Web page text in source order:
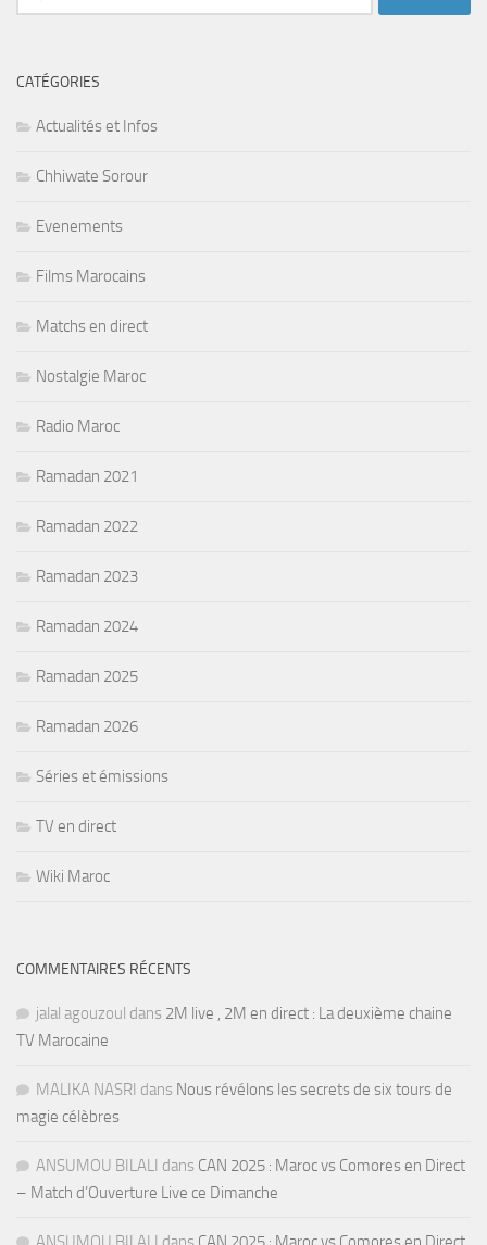
CATÉGORIES
Actualités et Infos
Chhiwate Sorour
Evenements
Films Marocains
Matchs en direct
Nostalgie Maroc
Radio Maroc
Ramadan 2021
Ramadan 2022
Ramadan 2023
Ramadan 2024
Ramadan 2025
Ramadan 2026
Séries et émissions
TV en direct
Wiki Maroc
COMMENTAIRES RÉCENTS
jalal agouzoul dans 2M live , 2M en direct : La deuxième chaine
TV Marocaine
MALIKA NASRI dans Nous révélons les secrets de six tours de
magie célèbres
ANSUMOU BILALI dans CAN 2025 : Maroc vs Comores en Direct
– Match d’Ouverture Live ce Dimanche